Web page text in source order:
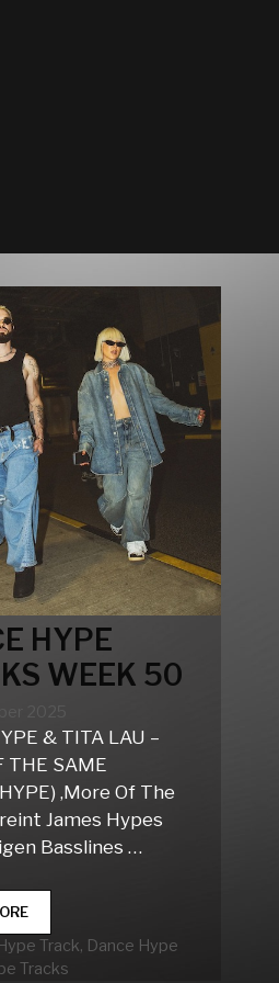
HYPE
WEEK 50
& TITA LAU –
THE SAME
‚More Of The
James Hypes
Basslines …
DANCE
HYPE
TRACKS
WEEK
Track, Dance Hype
Tracks